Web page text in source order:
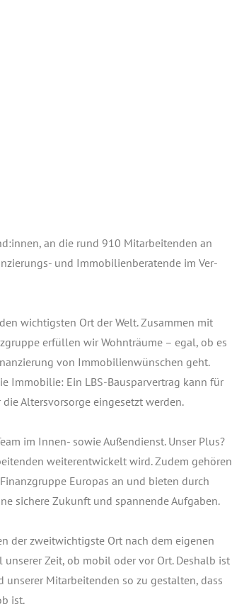
an die rund 910 Mit­ar­bei­ten­den an
und Immo­bi­li­en­be­ra­ten­de im Ver­
wich­tigs­ten Ort der Welt. Zusam­men mit
erfül­len wir Wohn­träu­me – egal, ob es
von Immo­bi­li­en­wün­schen geht.
Immo­bi­lie: Ein LBS-Bau­spar­ver­trag kann für
Alters­vor­sor­ge ein­ge­setzt wer­den.
im Innen- sowie Außen­dienst. Unser Plus?
wei­ter­ent­wi­ckelt wird. Zudem gehö­ren
Euro­pas an und bie­ten durch
siche­re Zukunft und span­nen­de Auf­ga­ben.
der zweit­wich­tigs­te Ort nach dem eige­nen
Zeit, ob mobil oder vor Ort. Des­halb ist
Mit­ar­bei­ten­den so zu gestal­ten, dass
ist.